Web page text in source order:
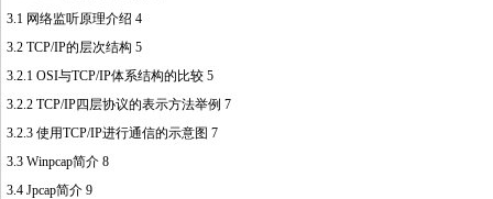
3.1 网络监听原理介绍 4
3.2 TCP/IP的层次结构 5
3.2.1 OSI与TCP/IP体系结构的比较 5
3.2.2 TCP/IP四层协议的表示方法举例 7
3.2.3 使用TCP/IP进行通信的示意图 7
3.3 Winpcap简介 8
3.4 Jpcap简介 9